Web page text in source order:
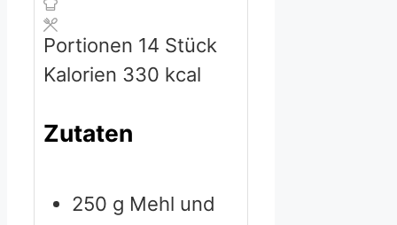
Portionen 14 Stück
Kalorien 330 kcal
Zutaten
250 g Mehl und